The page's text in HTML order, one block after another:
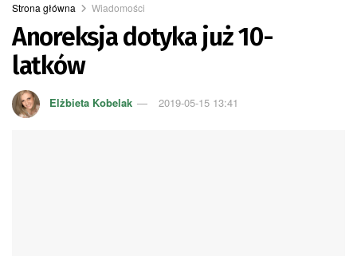
Strona główna Wiadomości
Anoreksja dotyka już 10-
latków
Elżbieta Kobelak 2019-05-15 13:41